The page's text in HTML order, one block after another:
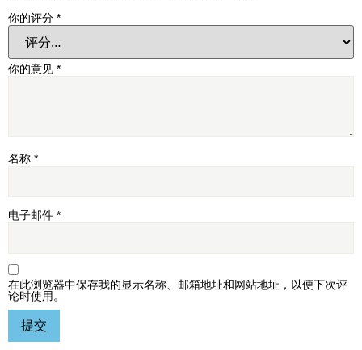
你的评分 *
你的意见 *
名称 *
电子邮件 *
在此浏览器中保存我的显示名称、邮箱地址和网站地址，以便下次评
论时使用。